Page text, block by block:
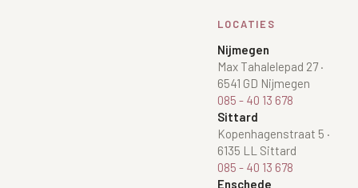
LOCATIES
Nijmegen
Max Tahalelepad 27·
6541 GD Nijmegen
085 - 40 13 678
Sittard
Kopenhagenstraat 5 ·
6135 LL Sittard
085 - 40 13 678
Enschede